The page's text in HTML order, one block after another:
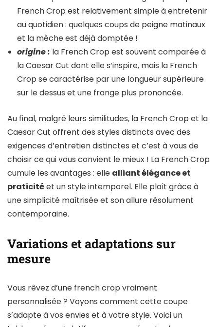
French Crop est relativement simple à entretenir
au quotidien : quelques coups de peigne matinaux
et la mèche est déjà domptée !
origine : la French Crop est souvent comparée à
la Caesar Cut dont elle s’inspire, mais la French
Crop se caractérise par une longueur supérieure
sur le dessus et une frange plus prononcée.
Au final, malgré leurs similitudes, la French Crop et la
Caesar Cut offrent des styles distincts avec des
exigences d’entretien distinctes et c’est à vous de
choisir ce qui vous convient le mieux ! La French Crop
cumule les avantages : elle alliant élégance et
praticitéet un style intemporel. Elle plaît grâce à
une simplicité maîtrisée et son allure résolument
contemporaine.
Variations et adaptations sur
mesure
Vous rêvez d’une french crop vraiment
personnalisée ? Voyons comment cette coupe
s’adapte à vos envies et à votre style. Voici un